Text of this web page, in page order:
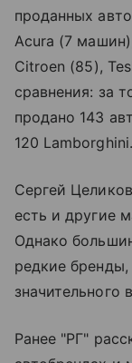
проданных
Acura (7
Citroen (85),
сравнения: за
продано 143
120 Lamborghini.
Сергей
есть и другие
Однако
редкие
значительного
Ранее "РГ"